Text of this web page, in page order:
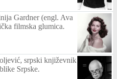
Gardner (engl. Ava
filmska glumica.
srpski književnik
Srpske.